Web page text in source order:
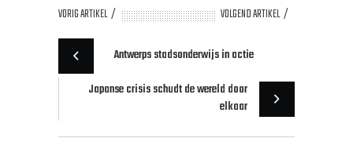
VORIG ARTIKEL VOLGEND ARTIKEL
Antwerps stadsonderwijs in actie
Japanse crisis schudt de wereld door
elkaar